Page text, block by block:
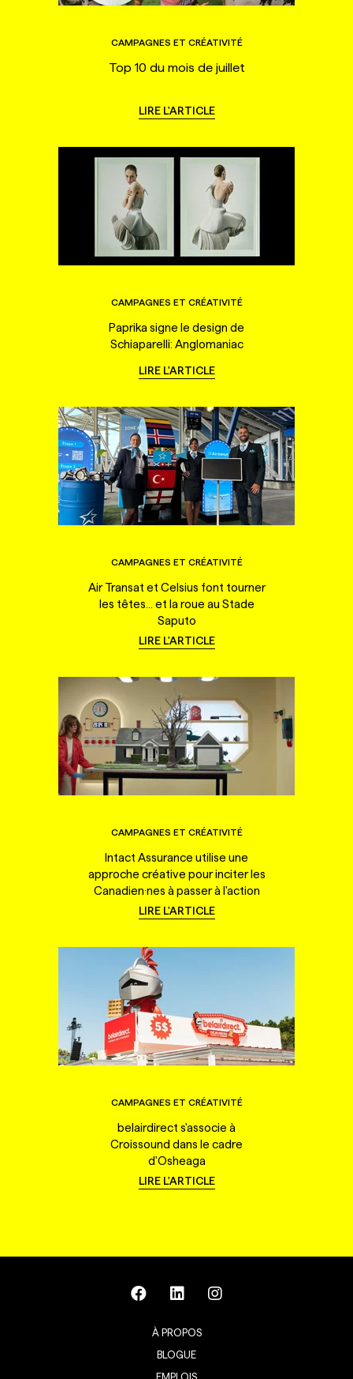
CAMPAGNES ET CRÉATIVITÉ
Top 10 du mois de juillet
LIRE L'ARTICLE
CAMPAGNES ET CRÉATIVITÉ
Paprika signe le design de
Schiaparelli: Anglomaniac
LIRE L'ARTICLE
CAMPAGNES ET CRÉATIVITÉ
Air Transat et Celsius font tourner
les têtes... et la roue au Stade
Saputo
LIRE L'ARTICLE
CAMPAGNES ET CRÉATIVITÉ
Intact Assurance utilise une
approche créative pour inciter les
Canadien·nes à passer à l'action
LIRE L'ARTICLE
CAMPAGNES ET CRÉATIVITÉ
belairdirect s'associe à
Croissound dans le cadre
d'Osheaga
LIRE L'ARTICLE
À PROPOS
BLOGUE
EMPLOIS